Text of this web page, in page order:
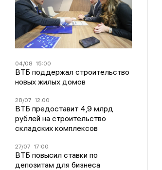
04/08 15:00
ВТБ поддержал строительство
новых жилых домов
28/07 12:00
ВТБ предоставит 4,9 млрд
рублей на строительство
складских комплексов
27/07 17:00
ВТБ повысил ставки по
депозитам для бизнеса